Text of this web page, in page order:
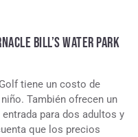
BILL’S WATER PARK
tiene un costo de
También ofrecen un
para dos adultos y
que los precios